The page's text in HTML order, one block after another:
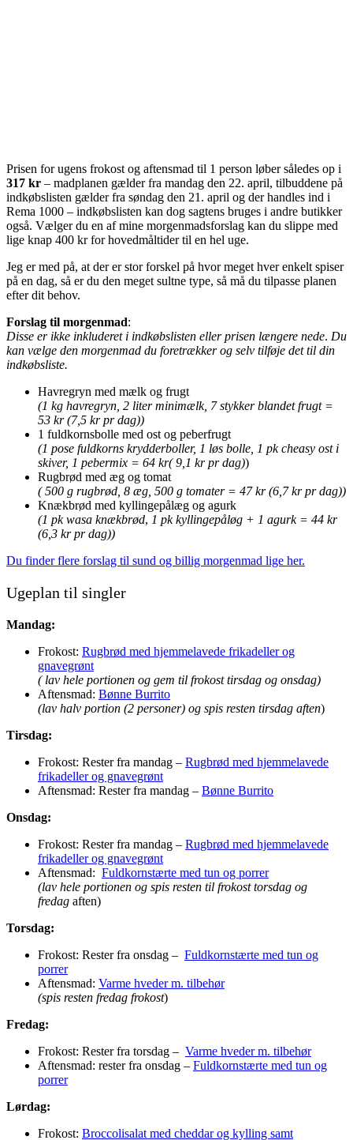
Prisen for ugens frokost og aftensmad til 1 person løber således op i
317 kr – madplanen gælder fra mandag den 22. april, tilbuddene på
indkøbslisten gælder fra søndag den 21. april og der handles ind i
Rema 1000 – indkøbslisten kan dog sagtens bruges i andre butikker
også. Vælger du en af mine morgenmadsforslag kan du slippe med
lige knap 400 kr for hovedmåltider til en hel uge.
Jeg er med på, at der er stor forskel på hvor meget hver enkelt spiser
på en dag, så er du den meget sultne type, så må du tilpasse planen
efter dit behov.
Forslag til morgenmad:
Disse er ikke inkluderet i indkøbslisten eller prisen længere nede. Du
kan vælge den morgenmad du foretrækker og selv tilføje det til din
indkøbsliste.
Havregryn med mælk og frugt
(1 kg havregryn, 2 liter minimælk, 7 stykker blandet frugt =
53 kr (7,5 kr pr dag))
1 fuldkornsbolle med ost og peberfrugt
(1 pose fuldkorns krydderboller, 1 løs bolle, 1 pk cheasy ost i
skiver, 1 pebermix = 64 kr( 9,1 kr pr dag))
Rugbrød med æg og tomat
( 500 g rugbrød, 8 æg, 500 g tomater = 47 kr (6,7 kr pr dag))
Knækbrød med kyllingepålæg og agurk
(1 pk wasa knækbrød, 1 pk kyllingepåløg + 1 agurk = 44 kr
(6,3 kr pr dag))
Du finder flere forslag til sund og billig morgenmad lige her.
Ugeplan til singler
Mandag:
Frokost: Rugbrød med hjemmelavede frikadeller og
gnavegrønt
( lav hele portionen og gem til frokost tirsdag og onsdag)
Aftensmad: Bønne Burrito
(lav halv portion (2 personer) og spis resten tirsdag aften)
Tirsdag:
Frokost: Rester fra mandag – Rugbrød med hjemmelavede
frikadeller og gnavegrønt
Aftensmad: Rester fra mandag – Bønne Burrito
Onsdag:
Frokost: Rester fra mandag – Rugbrød med hjemmelavede
frikadeller og gnavegrønt
Aftensmad: Fuldkornstærte med tun og porrer
(lav hele portionen og spis resten til frokost torsdag og
fredag aften)
Torsdag:
Frokost: Rester fra onsdag – Fuldkornstærte med tun og
porrer
Aftensmad: Varme hveder m. tilbehør
(spis resten fredag frokost)
Fredag:
Frokost: Rester fra torsdag – Varme hveder m. tilbehør
Aftensmad: rester fra onsdag – Fuldkornstærte med tun og
porrer
Lørdag:
Frokost: Broccolisalat med cheddar og kylling samt